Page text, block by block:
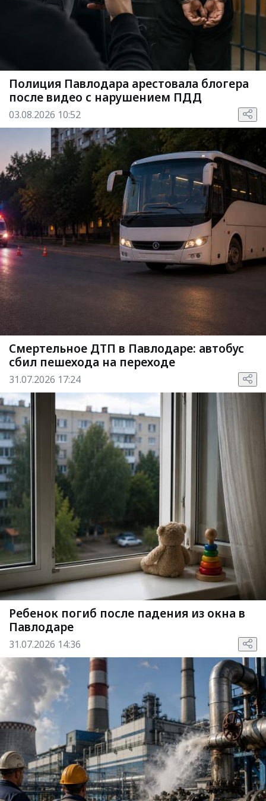
Полиция Павлодара арестовала блогера
после видео с нарушением ПДД
03.08.2026 10:52
Смертельное ДТП в Павлодаре: автобус
сбил пешехода на переходе
31.07.2026 17:24
Ребенок погиб после падения из окна в
Павлодаре
31.07.2026 14:36